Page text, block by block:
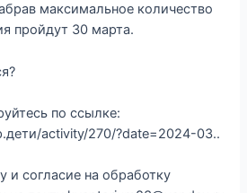
максимальное количество
пройдут 30 марта.
по ссылке:
activity/270/?date=2024-03..
и согласие на обработку